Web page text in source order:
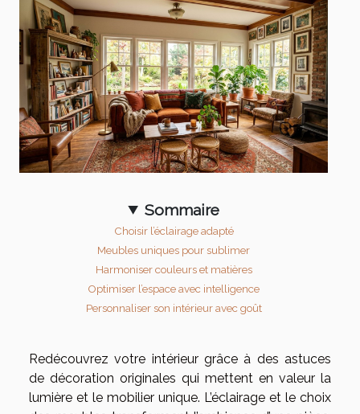
Sommaire
Choisir l’éclairage adapté
Meubles uniques pour sublimer
Harmoniser couleurs et matières
Optimiser l’espace avec intelligence
Personnaliser son intérieur avec goût
Redécouvrez votre intérieur grâce à des astuces
de décoration originales qui mettent en valeur la
lumière et le mobilier unique. L’éclairage et le choix